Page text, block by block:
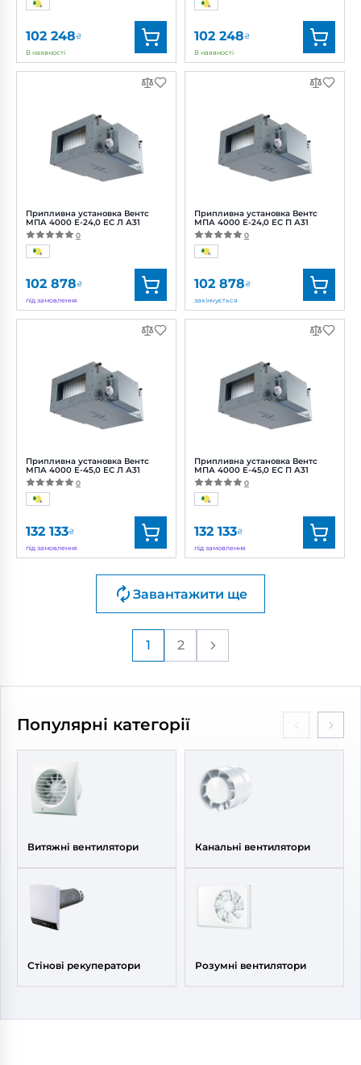
102 248₴
В наявності
Вентс
Діаметр: 600x300 мм
Потужність:
472 Вт
Рівень
шуму:
102 248₴
В наявності
Вентс
Діаметр: 600x300 мм
Потужність:
472 Вт
Рівень
шуму:
Припливна установка Вентс
МПА 4000 Е-24,0 ЕС Л А31
0
102 878₴
під замовлення
Вентс
Діаметр: 700x400 мм
Потужність:
717 Вт
Рівень
шуму:
Припливна установка Вентс
МПА 4000 Е-24,0 ЕС П А31
0
102 878₴
закінчується
Вентс
Діаметр: 700x400 мм
Потужність:
717 Вт
Рівень
шуму:
Припливна установка Вентс
МПА 4000 Е-45,0 ЕС Л А31
0
132 133₴
під замовлення
Вентс
0688380487
700x400 мм
717 Вт
49 дБ(А)
Припливна установка Вентс
МПА 4000 Е-45,0 ЕС П А31
0
132 133₴
під замовлення
Бренд:
Артикул:
Діаметр: 700x400 мм
Потужність:
Рівень
шуму:
Завантажити ще
1 2
Популярні категорії
Витяжні вентилятори
Стінові рекуператори
Канальні вентилятори
Розумні вентилятори